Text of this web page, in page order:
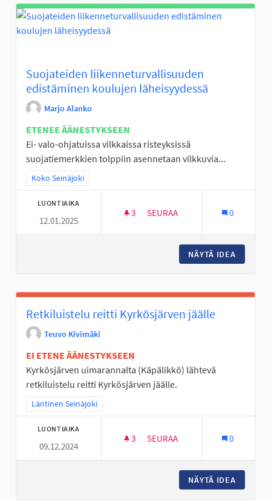
Suojateiden liikenneturvallisuuden
edistäminen koulujen läheisyydessä
Marjo Alanko
ETENEE ÄÄNESTYKSEEN
Ei- valo-ohjatuissa vilkkaissa risteyksissä
suojatiemerkkien tolppiin asennetaan vilkkuvia...
Rajaa tulokset teeman mukaan: Koko Seinäjoki
Koko Seinäjoki
LUONTIAIKA
12.01.2025
3 3 SEURAAJAA
SEURAA 0
NÄYTÄ IDEA
Retkiluistelu reitti Kyrkösjärven jäälle
Teuvo Kivimäki
EI ETENE ÄÄNESTYKSEEN
Kyrkösjärven uimarannalta (Käpälikkö) lähtevä
retkiluistelu reitti Kyrkösjärven jäälle.
Rajaa tulokset teeman mukaan: Läntinen Seinäjoki
Läntinen Seinäjoki
LUONTIAIKA
09.12.2024
3 3 SEURAAJAA
SEURAA 0
NÄYTÄ IDEA